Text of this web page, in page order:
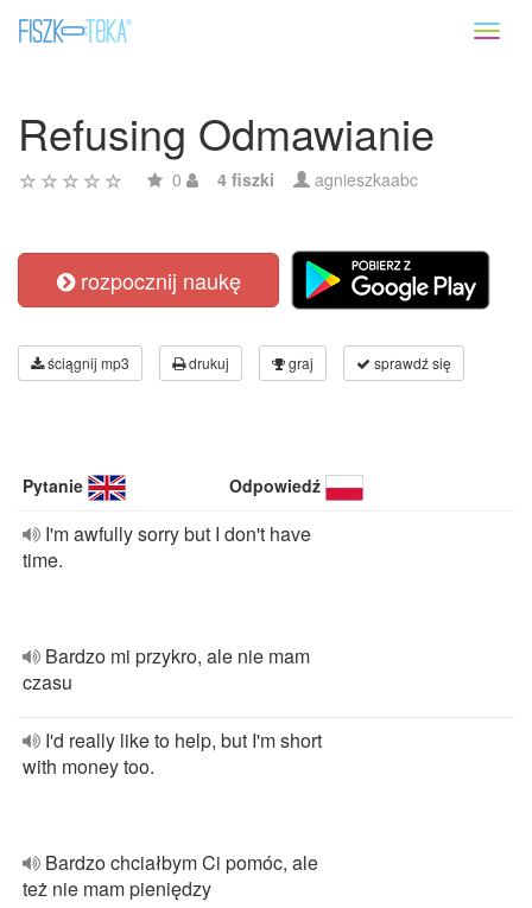
Refusing Odmawianie
0 4 fiszki agnieszkaabc
rozpocznij naukę
ściągnij mp3 drukuj graj sprawdź się
Pytanie Odpowiedź
I'm awfully sorry but I don't have
time.
Bardzo mi przykro, ale nie mam
czasu
I'd really like to help, but I'm short
with money too.
Bardzo chciałbym Ci pomóc, ale
też nie mam pieniędzy